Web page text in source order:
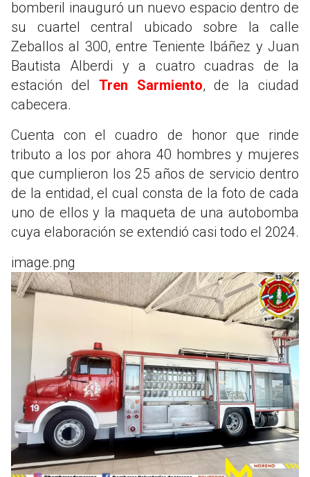
bomberil inauguró un nuevo espacio dentro de
su cuartel central ubicado sobre la calle
Zeballos al 300, entre Teniente Ibáñez y Juan
Bautista Alberdi y a cuatro cuadras de la
estación del Tren Sarmiento, de la ciudad
cabecera.
Cuenta con el cuadro de honor que rinde
tributo a los por ahora 40 hombres y mujeres
que cumplieron los 25 años de servicio dentro
de la entidad, el cual consta de la foto de cada
uno de ellos y la maqueta de una autobomba
cuya elaboración se extendió casi todo el 2024.
image.png